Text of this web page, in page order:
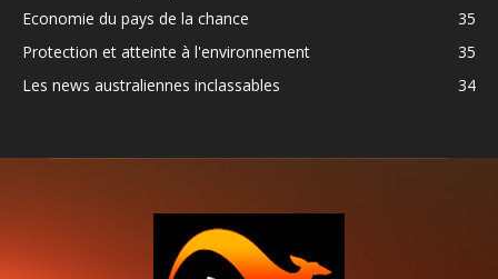
Economie du pays de la chance
35
Protection et atteinte à l'environnement
35
Les news australiennes inclassables
34